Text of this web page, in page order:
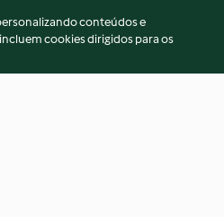
conteúdos e
cookies dirigidos para os